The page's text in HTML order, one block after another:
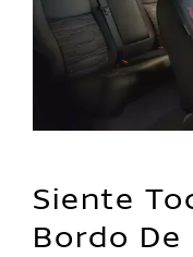
Siente
Bordo De